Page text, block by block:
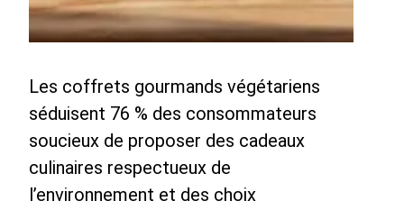
Les coffrets gourmands végétariens
séduisent 76 % des consommateurs
soucieux de proposer des cadeaux
culinaires respectueux de
l’environnement et des choix